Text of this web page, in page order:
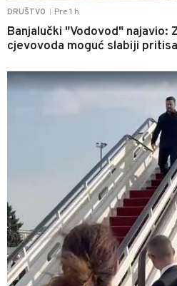
DRUŠTVO Pre 1 h
Banjalučki "Vodovod" najavio:
cjevovoda moguć slabiji